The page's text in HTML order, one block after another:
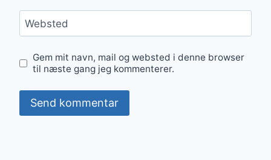
Websted
Gem mit navn, mail og websted i denne browser
til næste gang jeg kommenterer.